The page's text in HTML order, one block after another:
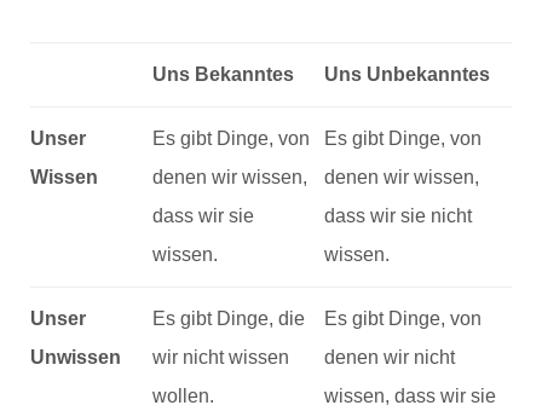
Uns Bekanntes Uns Unbekanntes
Unser
Wissen
Es gibt Dinge, von
denen wir wissen,
dass wir sie
wissen.
Es gibt Dinge, von
denen wir wissen,
dass wir sie nicht
wissen.
Unser
Unwissen
Es gibt Dinge, die
wir nicht wissen
wollen.
Es gibt Dinge, von
denen wir nicht
wissen, dass wir sie